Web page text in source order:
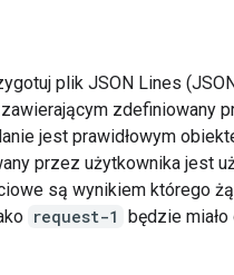
plik JSON Lines
zdefiniowany
jest prawidłowym
przez użytkownika jest
są wynikiem którego
request-1 będzie